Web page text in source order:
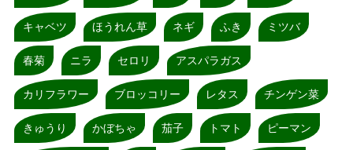
キャベツ ほうれん草 ネギ ふき ミツバ
春菊 ニラ セロリ アスパラガス
カリフラワー ブロッコリー レタス チンゲン菜
きゅうり かぼちゃ 茄子 トマト ピーマン